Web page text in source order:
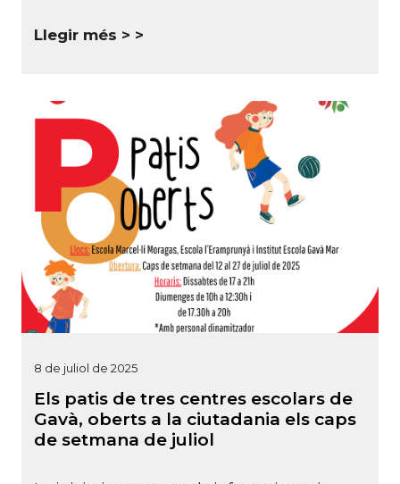
Llegir més >
8 de juliol de 2025
Els patis de tres centres escolars de
Gavà, oberts a la ciutadania els caps
de setmana de juliol